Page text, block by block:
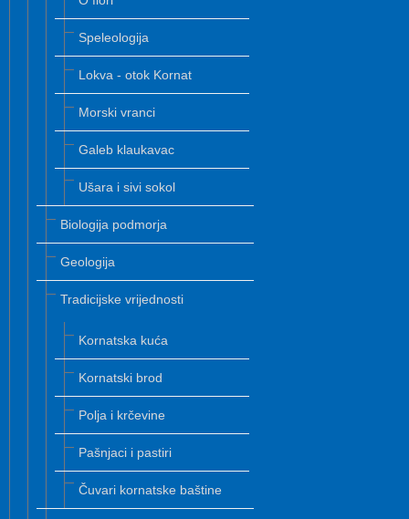
Speleologija
Lokva - otok Kornat
Morski vranci
Galeb klaukavac
Ušara i sivi sokol
Biologija podmorja
Geologija
Tradicijske vrijednosti
Kornatska kuća
Kornatski brod
Polja i krčevine
Pašnjaci i pastiri
Čuvari kornatske baštine